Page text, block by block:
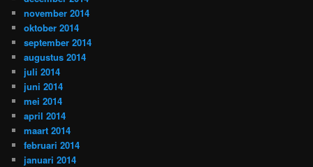
november 2014
oktober 2014
september 2014
augustus 2014
juli 2014
juni 2014
mei 2014
april 2014
maart 2014
februari 2014
januari 2014